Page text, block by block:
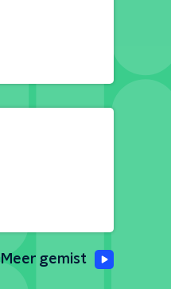
Meer gemist